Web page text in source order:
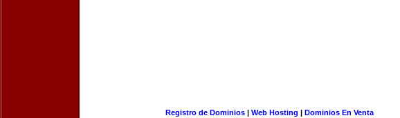
Registro de Dominios| Web Hosting | Dominios En Venta